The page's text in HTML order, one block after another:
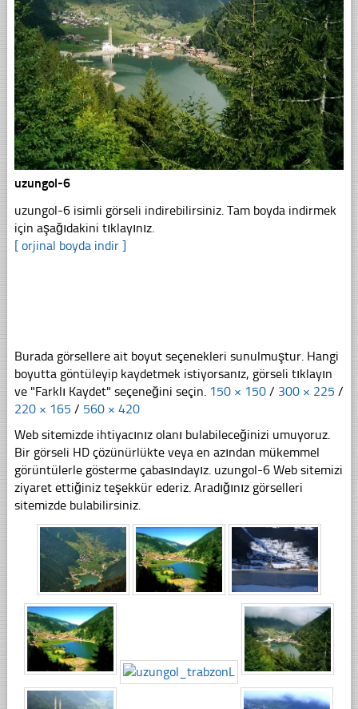
uzungol-6
uzungol-6 isimli görseli indirebilirsiniz. Tam boyda indirmek
için aşağıdakini tıklayınız.
[ orjinal boyda indir ]
Burada görsellere ait boyut seçenekleri sunulmuştur. Hangi
boyutta göntüleyip kaydetmek istiyorsanız, görseli tıklayın
ve "Farklı Kaydet" seçeneğini seçin. 150 × 150 / 300 × 225 /
220 × 165 / 560 × 420
Web sitemizde ihtiyacınız olanı bulabileceğinizi umuyoruz.
Bir görseli HD çözünürlükte veya en azından mükemmel
görüntülerle gösterme çabasındayız. uzungol-6 Web sitemizi
ziyaret ettiğiniz teşekkür ederiz. Aradığınız görselleri
sitemizde bulabilirsiniz.